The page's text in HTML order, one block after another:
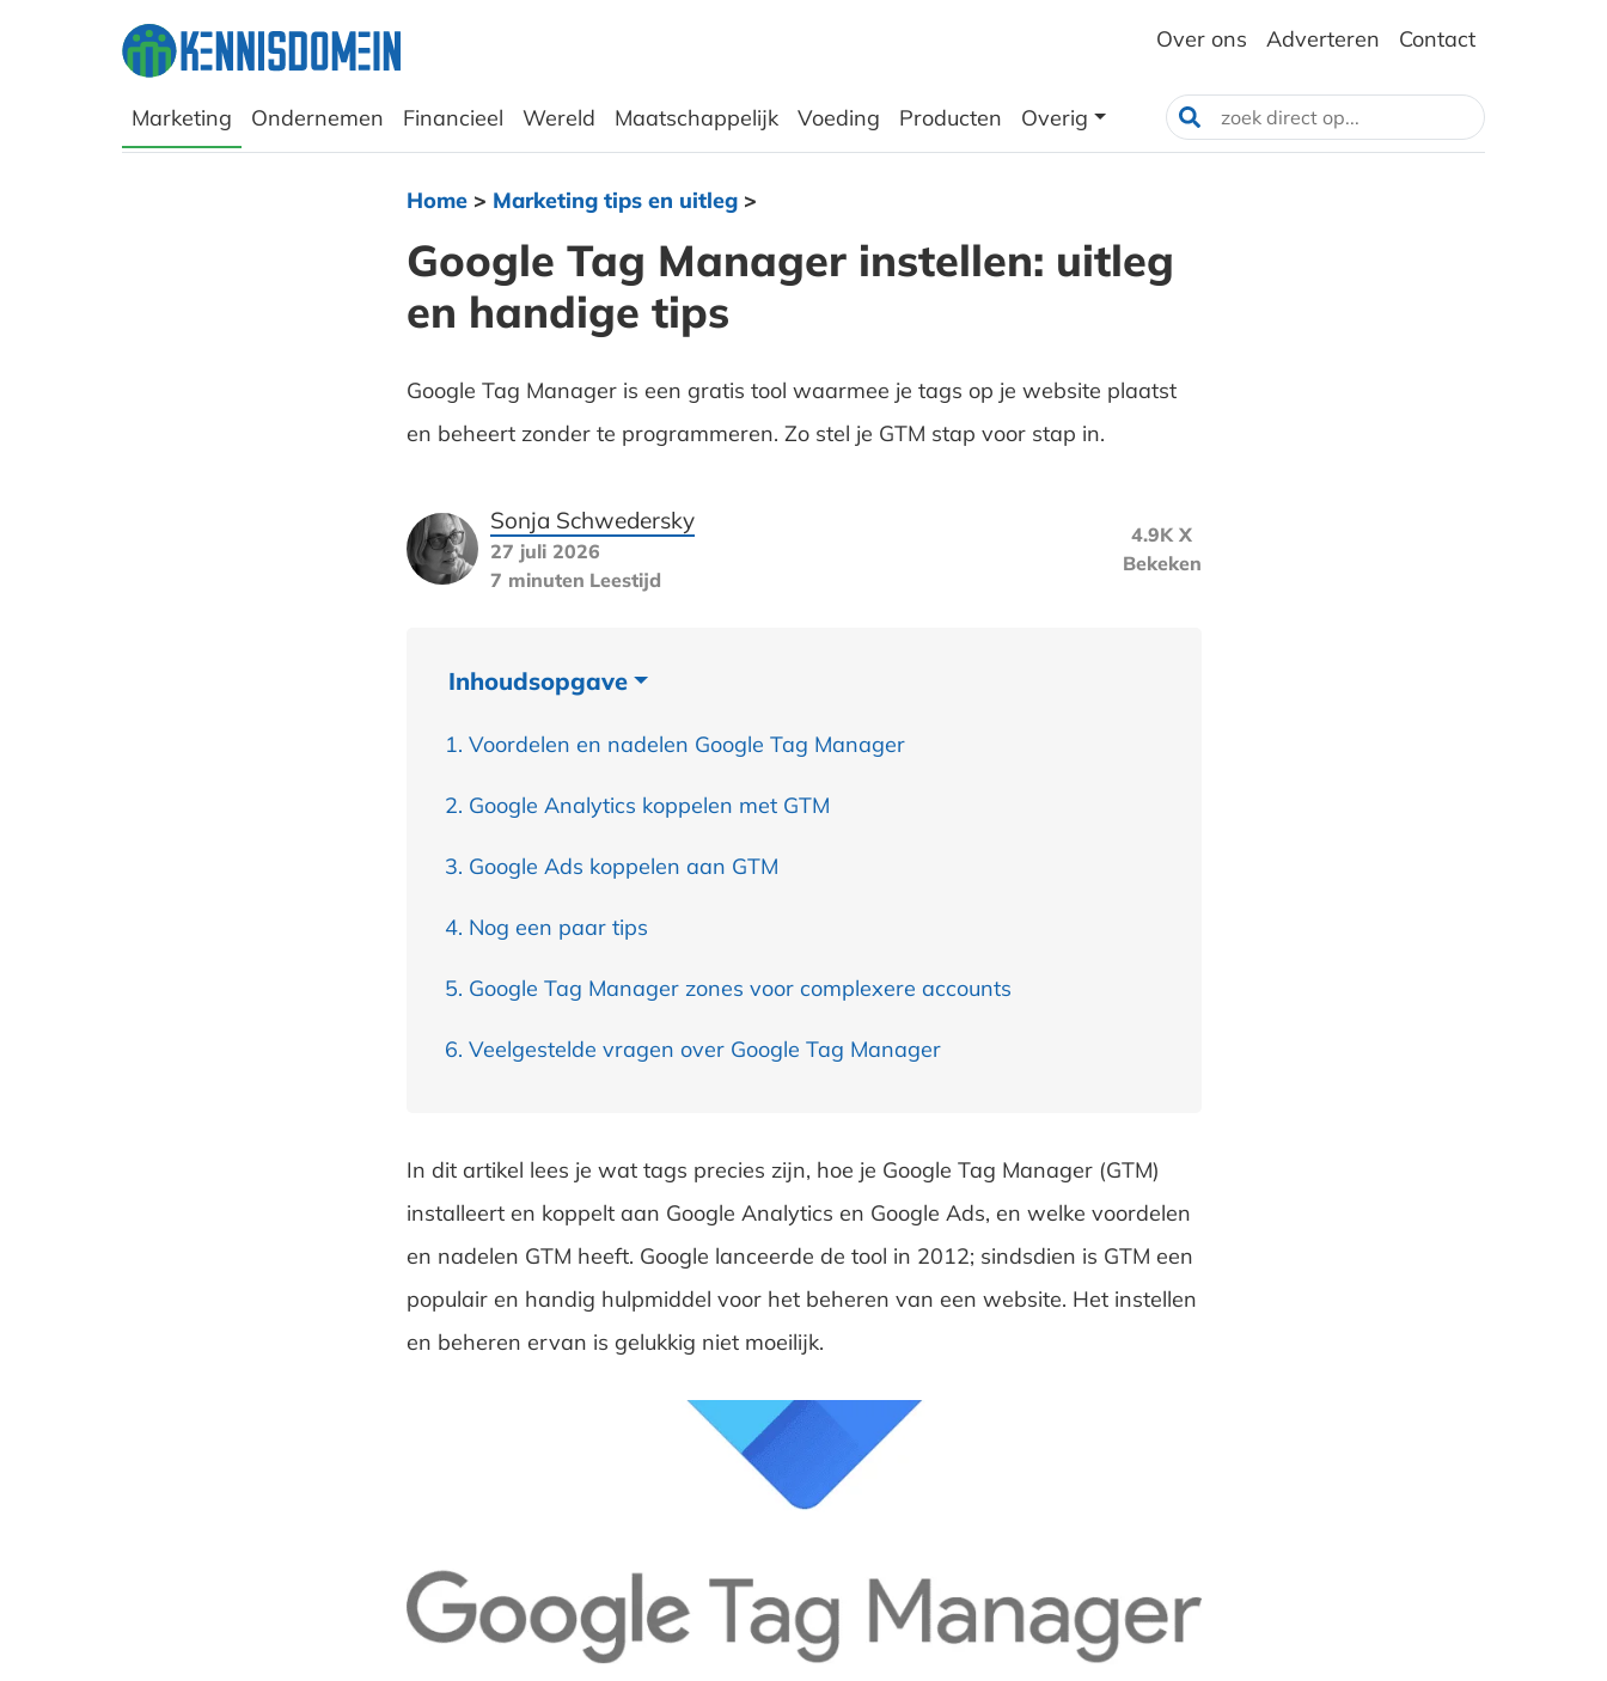
Over ons Adverteren Contact
Marketing Ondernemen Financieel Wereld Maatschappelijk Voeding Producten Overig
Home> Marketing tips en uitleg>
Google Tag Manager instellen: uitleg
en handige tips
Google Tag Manager is een gratis tool waarmee je tags op je website plaatst
en beheert zonder te programmeren. Zo stel je GTM stap voor stap in.
Sonja Schwedersky
27 juli 2026
7 minuten Leestijd
4.9K X
Bekeken
Inhoudsopgave
Voordelen en nadelen Google Tag Manager
Google Analytics koppelen met GTM
Google Ads koppelen aan GTM
Nog een paar tips
Google Tag Manager zones voor complexere accounts
Veelgestelde vragen over Google Tag Manager
In dit artikel lees je wat tags precies zijn, hoe je Google Tag Manager (GTM)
installeert en koppelt aan Google Analytics en Google Ads, en welke voordelen
en nadelen GTM heeft. Google lanceerde de tool in 2012; sindsdien is GTM een
populair en handig hulpmiddel voor het beheren van een website. Het instellen
en beheren ervan is gelukkig niet moeilijk.